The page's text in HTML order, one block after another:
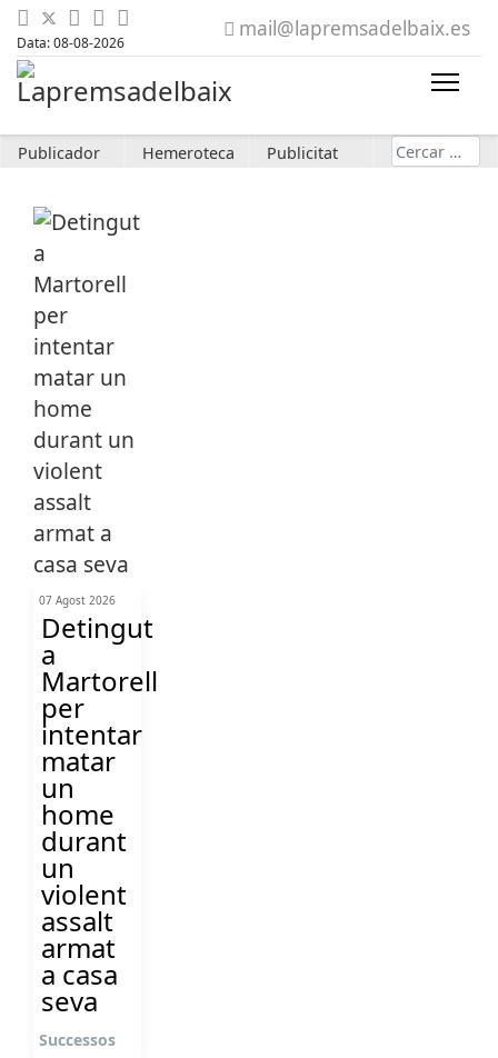
Data: 08-08-2026
mail@lapremsadelbaix.es
Publicador Hemeroteca Publicitat Cerca
07 Agost 2026
Detingut
a
Martorell
per
intentar
matar
un
home
durant
un
violent
assalt
armat
a casa
seva
Successos